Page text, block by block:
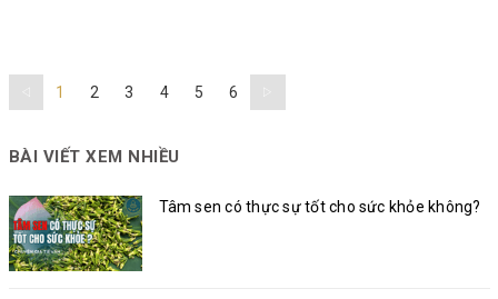
1 2 3 4 5 6
BÀI VIẾT XEM NHIỀU
Tâm sen có thực sự tốt cho sức khỏe không?